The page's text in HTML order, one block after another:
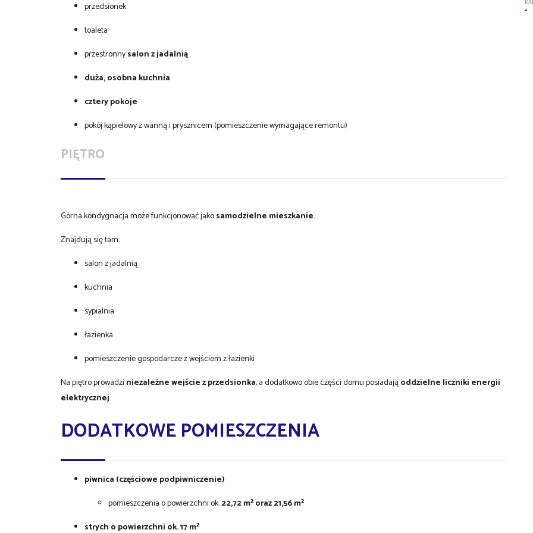
przedsionek
toaleta
przestronnysalon z jadalnią
duża, osobna kuchnia
cztery pokoje
pokój kąpielowy z wanną i prysznicem (pomieszczenie wymagające remontu)
PIĘTRO
Górna kondygnacja może funkcjonować jakosamodzielne mieszkanie.
Znajdują się tam:
salon z jadalnią
kuchnia
sypialnia
łazienka
pomieszczenie gospodarcze z wejściem z łazienki
Na piętro prowadzi niezależne wejście z przedsionka, a dodatkowo obie części domu posiadająoddzielne liczniki energii
elektrycznej.
DODATKOWE POMIESZCZENIA
piwnica (częściowe podpiwniczenie)
pomieszczenia o powierzchni ok.22,72 m² oraz 21,56 m²
strych o powierzchni ok. 17 m²